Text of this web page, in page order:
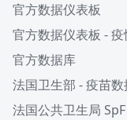
官方数据仪表板
官方数据仪表板 -
官方数据库
法国卫生部 - 疫苗数
法国公共卫生局 SpF